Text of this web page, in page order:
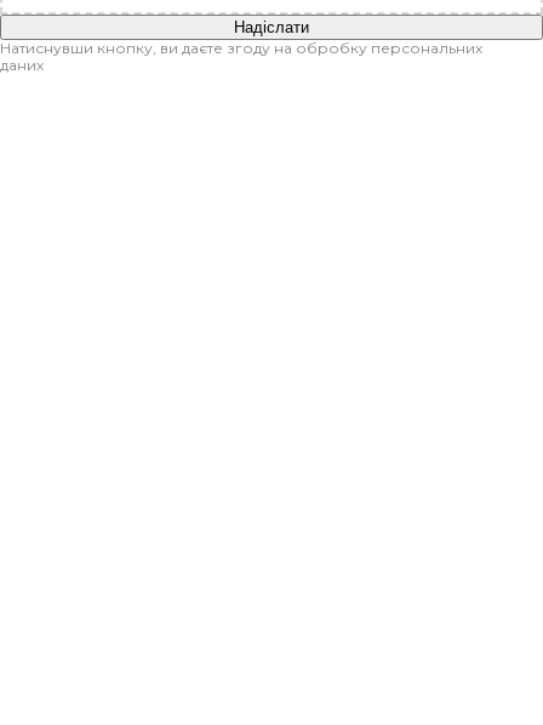
Надіслати
Натиснувши кнопку, ви даєте згоду на обробку персональних
даних